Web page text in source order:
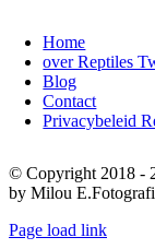
Home
over Reptiles
Blog
Contact
Privacybeleid
© Copyright 2018 -
by Milou
Page load link